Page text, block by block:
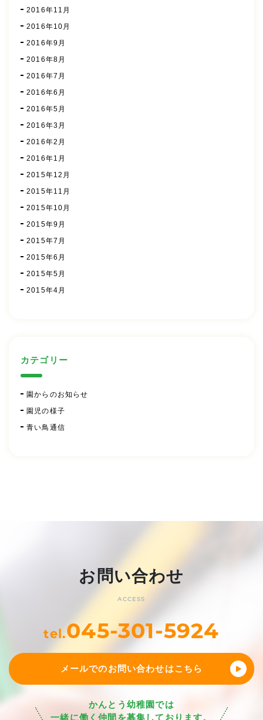
2016年11月
2016年10月
2016年9月
2016年8月
2016年7月
2016年6月
2016年5月
2016年3月
2016年2月
2016年1月
2015年12月
2015年11月
2015年10月
2015年9月
2015年7月
2015年6月
2015年5月
2015年4月
カテゴリー
園からのお知らせ
園児の様子
青い鳥通信
お問い合わせ
ACCESS
tel.045-301-5924
メールでのお問い合わせはこちら
かんとう幼稚園では
一緒に働く仲間を募集しております。